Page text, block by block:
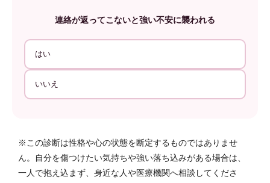
連絡が返ってこないと強い不安に襲われる
はい
いいえ
※この診断は性格や心の状態を断定するものではありませ
ん。自分を傷つけたい気持ちや強い落ち込みがある場合は、
一人で抱え込まず、身近な人や医療機関へ相談してくださ